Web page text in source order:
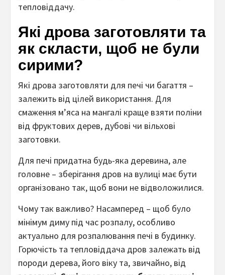
тепловіддачу.
Які дрова заготовляти та
як скласти, щоб не були
сирими?
Які дрова заготовляти для печі чи багаття –
залежить від цілей використання. Для
смаження м’яса на мангалі краще взяти поліни
від фруктових дерев, дубові чи вільхові
заготовки.
Для печі придатна будь-яка деревина, але
головне – зберігання дров на вулиці має бути
організовано так, щоб вони не відволожилися.
Чому так важливо? Насамперед – щоб було
мінімум диму під час розпалу, особливо
актуально для розпалювання печі в будинку.
Горючість та тепловіддача дров залежать від
породи дерева, його віку та, звичайно, від